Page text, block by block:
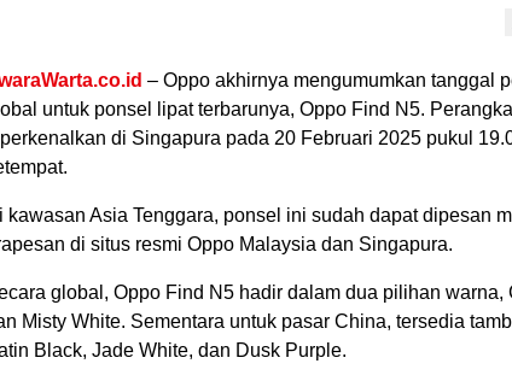
– Oppo akhirnya mengumumkan tanggal
untuk ponsel lipat terbarunya, Oppo Find N5.
di Singapura pada 20 Februari 2025 pukul
kawasan Asia Tenggara, ponsel ini sudah dapat dipesan
di situs resmi Oppo Malaysia dan Singapura.
global, Oppo Find N5 hadir dalam dua pilihan warna,
Misty White. Sementara untuk pasar China, tersedia
Black, Jade White, dan Dusk Purple.